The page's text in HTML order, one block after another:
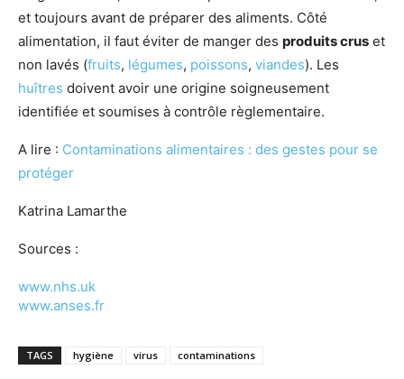
et toujours avant de préparer des aliments. Côté
alimentation, il faut éviter de manger des produits crus et
non lavés (fruits, légumes, poissons, viandes). Les
huîtres doivent avoir une origine soigneusement
identifiée et soumises à contrôle règlementaire.
A lire : Contaminations alimentaires : des gestes pour se
protéger
Katrina Lamarthe
Sources :
www.nhs.uk
www.anses.fr
TAGS hygiène virus contaminations